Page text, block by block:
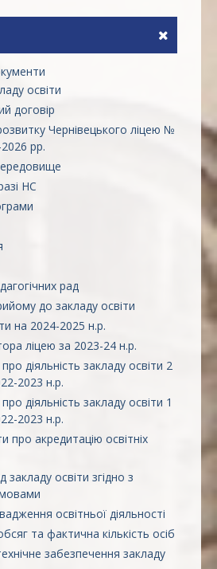
освіти
договір
Чернівецького ліцею №
рр.
НС
рад
до закладу освіти
на 2024-2025 н.р.
ліцею за 2023-24 н.р.
про діяльність закладу освіти 2
2023 н.р.
про діяльність закладу освіти 1
2023 н.р.
про акредитацію освітніх
закладу освіти згідно з
освітньої діяльності
та фактична кількість осіб
забезпечення закладу